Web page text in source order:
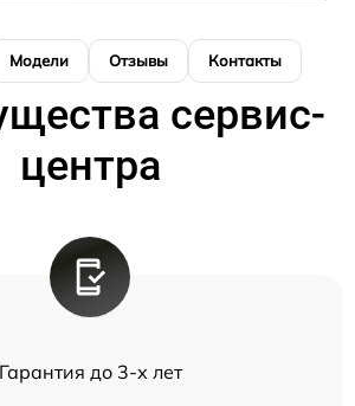
Модели Отзывы Контакты
сервис-
центра
Гарантия до 3-х лет